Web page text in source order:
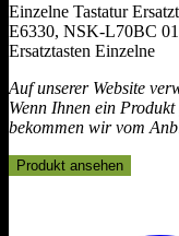
Einzelne Tastatur
E6330, NSK-L70BC 01
Ersatztasten Einzelne
Auf unserer Website
Wenn Ihnen ein
bekommen wir vom
Produkt ansehen